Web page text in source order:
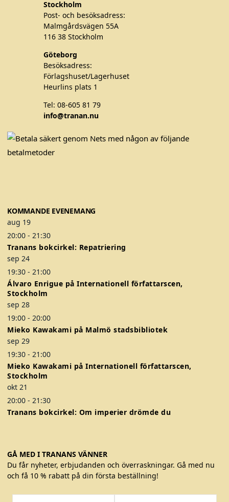
Stockholm
Post- och besöksadress:
Malmgårdsvägen 55A
116 38 Stockholm
Göteborg
Besöksadress:
Förlagshuset/Lagerhuset
Heurlins plats 1
Tel: 08-605 81 79
info@tranan.nu
F
o
T
r
n
r
KOMMANDE EVENEMANG
aug 19
20:00 - 21:30
Tranans bokcirkel: Repatriering
sep 24
19:30 - 21:00
Álvaro Enrigue på Internationell författarscen,
Stockholm
sep 28
19:00 - 20:00
Mieko Kawakami på Malmö stadsbibliotek
sep 29
19:30 - 21:00
Mieko Kawakami på Internationell författarscen,
Stockholm
okt 21
20:00 - 21:30
Tranans bokcirkel: Om imperier drömde du
GÅ MED I TRANANS VÄNNER
Du får nyheter, erbjudanden och överraskningar. Gå med nu
och få 10 % rabatt på din första beställning!